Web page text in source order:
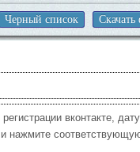
Черный список Скачать
вконтакте,
нажмите